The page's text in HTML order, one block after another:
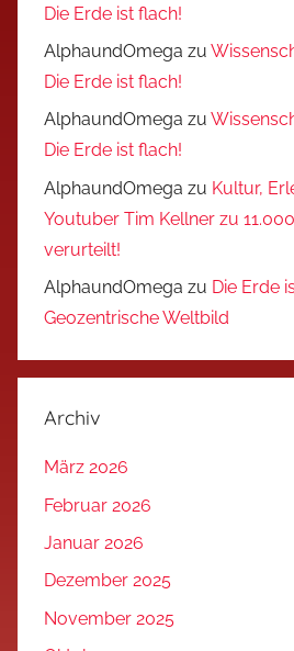
Die Erde ist flach!
AlphaundOmega zu
Die Erde ist flach!
AlphaundOmega zu
Die Erde ist flach!
AlphaundOmega zu Kultur,
Youtuber Tim Kellner zu
verurteilt!
AlphaundOmega zu Die Erde
Geozentrische Weltbild
Archiv
März 2026
Februar 2026
Januar 2026
Dezember 2025
November 2025